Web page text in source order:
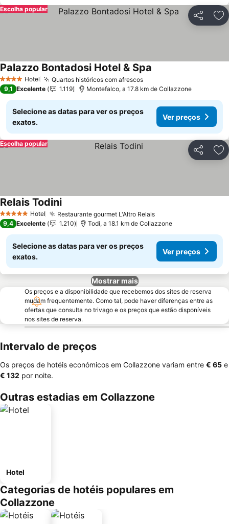
Partilhar
Escolha popular
4 EstrelasHotel Quartos históricos com afrescos
Palazzo Bontadosi Hotel & Spa
9,1 Excelente 1.119 Montefalco, a 17.8 km de Collazzone
Selecione as datas para ver os preços
exatos.
Ver preços
Partilhar
Escolha popular
5 Estrelas Hotel Restaurante gourmet L'Altro Relais
Relais Todini
9,4 Excelente 1.210 Todi, a 18.1 km de Collazzone
Selecione as datas para ver os preços
exatos.
Ver preços
Mostrar mais
Os preços e a disponibilidade que recebemos dos sites de reserva
mudam frequentemente. Como tal, pode haver diferenças entre as
ofertas que consulta no trivago e os preços que estão disponíveis
nos sites de reserva.
Intervalo de preços
Os preços de hotéis económicos em Collazzone variam entre ‎€ 65 e
‎€ 132 por noite.
Outras estadias em Collazzone
Hotel
Categorias de hotéis populares em
Collazzone